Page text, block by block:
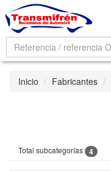
Inicio Fabricantes
Total subcategorías 4